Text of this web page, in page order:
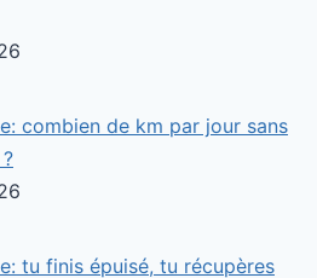
combien de km par jour sans
tu finis épuisé, tu récupères